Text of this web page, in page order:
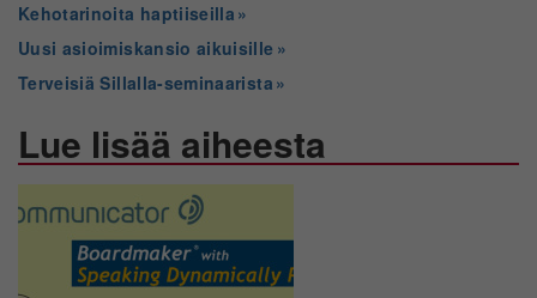
Kehotarinoita haptiiseilla
Uusi asioimiskansio aikuisille
Terveisiä Sillalla-seminaarista
Lue lisää aiheesta